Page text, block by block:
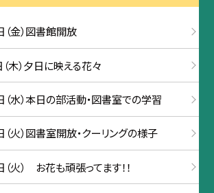
金）図書館開放
木）夕日に映える花々
水）本日の部活動・図書室での学習
火）図書室開放・クーリングの様子
火） お花も頑張ってます！！